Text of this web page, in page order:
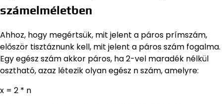
számelméletben
Ahhoz, hogy megértsük, mit jelent a páros prímszám,
először tisztáznunk kell, mit jelent a páros szám fogalma.
Egy egész szám akkor páros, ha 2-vel maradék nélkül
osztható, azaz létezik olyan egész n szám, amelyre:
x = 2 * n